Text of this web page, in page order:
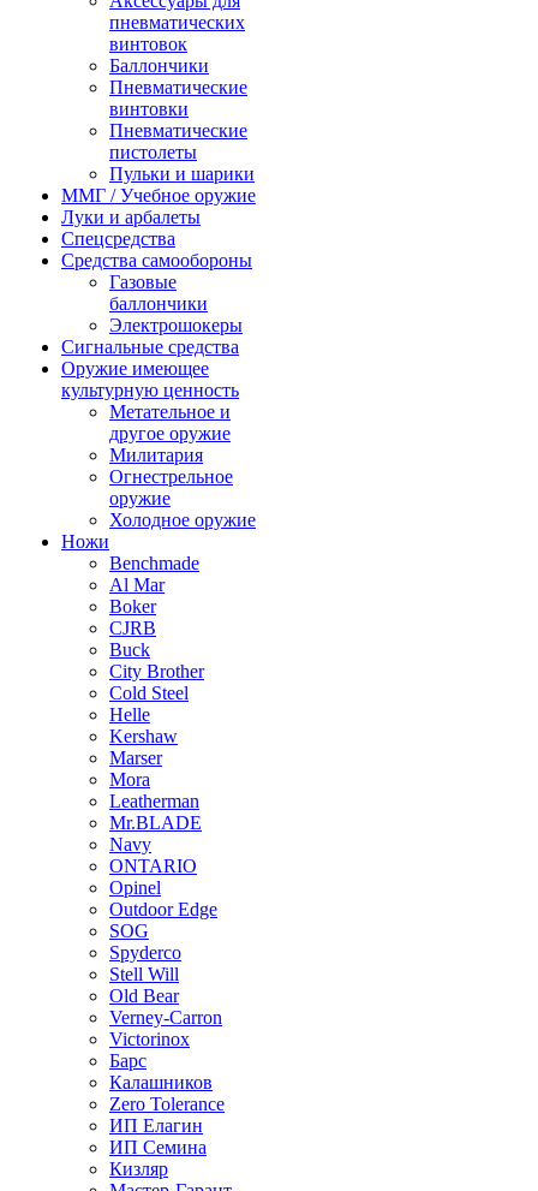
пневматических
винтовок
Баллончики
Пневматические
винтовки
Пневматические
пистолеты
Пульки и шарики
ММГ / Учебное оружие
Луки и арбалеты
Спецсредства
Средства самообороны
Газовые
баллончики
Электрошокеры
Сигнальные средства
Оружие имеющее
культурную ценность
Метательное и
другое оружие
Милитария
Огнестрельное
оружие
Холодное оружие
Ножи
Benchmade
Al Mar
Boker
CJRB
Buck
City Brother
Cold Steel
Helle
Kershaw
Marser
Mora
Leatherman
Mr.BLADE
Navy
ONTARIO
Opinel
Outdoor Edge
SOG
Spyderco
Stell Will
Old Bear
Verney-Carron
Victorinox
Барс
Калашников
Zero Tolerance
ИП Елагин
ИП Семина
Кизляр